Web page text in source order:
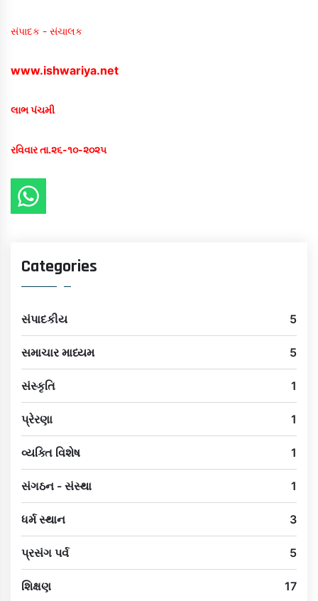
સંપાદક - સંચાલક
www.ishwariya.net
લાભ પંચમી
રવિવાર તા.૨૬-૧૦-૨૦૨૫
Categories
સંપાદકીય 5
સમાચાર માધ્યમ 5
સંસ્કૃતિ 1
પ્રેરણા 1
વ્યક્તિ વિશેષ 1
સંગઠન - સંસ્થા 1
ધર્મ સ્થાન 3
પ્રસંગ પર્વ 5
શિક્ષણ 17